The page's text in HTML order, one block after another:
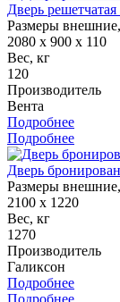
Дверь
Размеры
2080 x 900 x 110
Вес, кг
120
Производитель
Вента
Подробнее
Подробнее
Дверь
Размеры
2100 x 1220
Вес, кг
1270
Производитель
Галиксон
Подробнее
Подробнее